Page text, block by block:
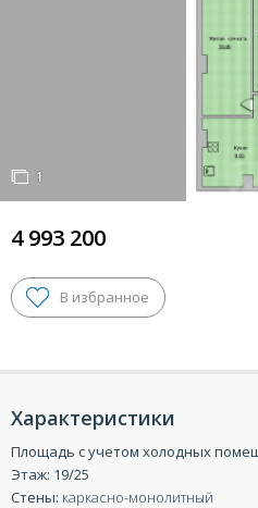
1
1
4 993 200
Характеристики
Площадь с учетом холодных
Этаж: 19/25
Стены: каркасно-монолитный